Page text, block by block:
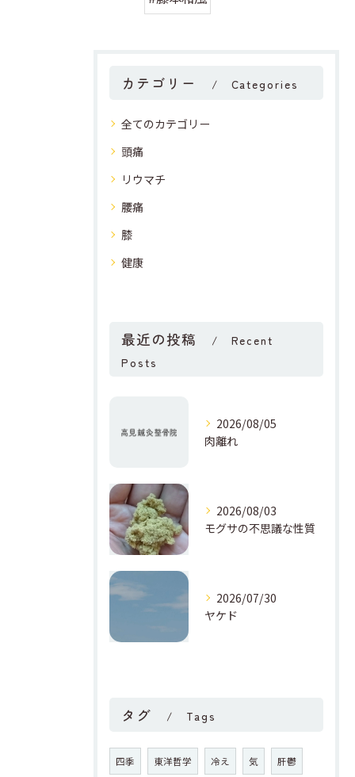
カテゴリー Categories
全てのカテゴリー
頭痛
リウマチ
腰痛
膝
健康
最近の投稿
Recent
Posts
2026/08/05
肉離れ
2026/08/03
モグサの不思議な性質
2026/07/30
ヤケド
タグ Tags
四季 東洋哲学 冷え 気 肝鬱